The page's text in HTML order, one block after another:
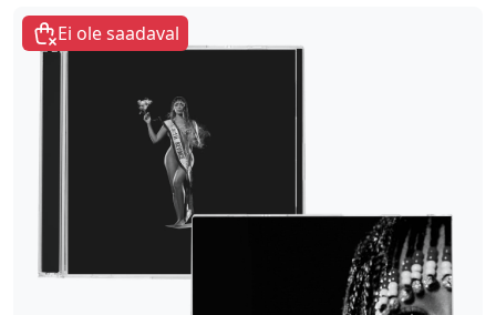
Ei ole saadaval